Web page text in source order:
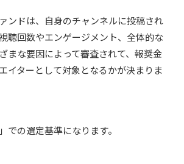
ンドは、自身のチャンネルに投稿され
聴回数やエンゲージメント、全体的な
まな要因によって審査されて、報奨金
イターとして対象となるかが決まりま
での選定基準になります。